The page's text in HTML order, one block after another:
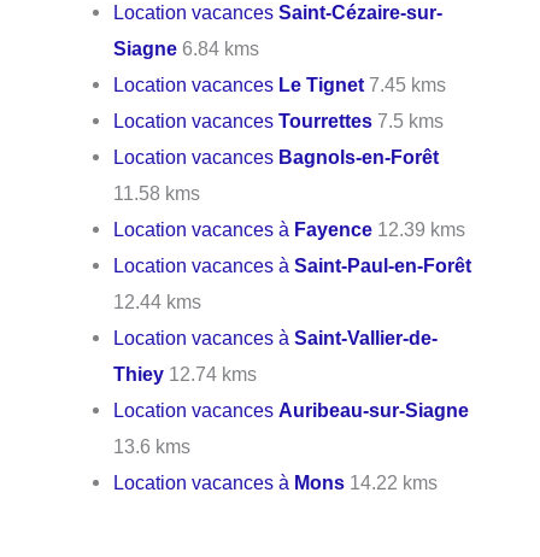
Location vacancesSaint-Cézaire-sur-
Siagne 6.84 kms
Location vacances Le Tignet 7.45 kms
Location vacancesTourrettes 7.5 kms
Location vacances Bagnols-en-Forêt
11.58 kms
Location vacances à Fayence 12.39 kms
Location vacances àSaint-Paul-en-Forêt
12.44 kms
Location vacances àSaint-Vallier-de-
Thiey 12.74 kms
Location vacancesAuribeau-sur-Siagne
13.6 kms
Location vacances à Mons 14.22 kms